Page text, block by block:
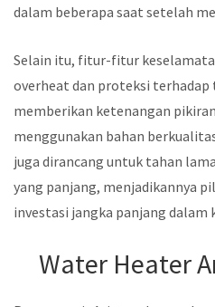
dalam beberapa saat setelah
Selain itu, fitur-fitur
overheat dan proteksi terhadap
memberikan ketenangan
menggunakan bahan
juga dirancang untuk tahan
yang panjang, menjadikannya
investasi jangka panjang dalam
Water Heater